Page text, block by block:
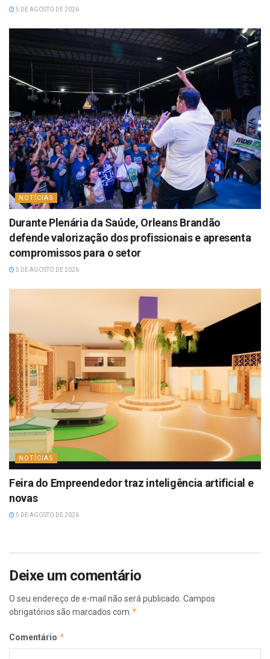
5 DE AGOSTO DE 2026
NOTÍCIAS
Durante Plenária da Saúde, Orleans Brandão
defende valorização dos profissionais e apresenta
compromissos para o setor
5 DE AGOSTO DE 2026
NOTÍCIAS
Feira do Empreendedor traz inteligência artificial e
novas
5 DE AGOSTO DE 2026
Deixe um comentário
O seu endereço de e-mail não será publicado. Campos
obrigatórios são marcados com *
Comentário *